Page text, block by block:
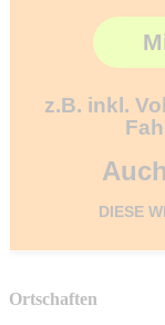
z.B. inkl.
DIESE
Ortschaften